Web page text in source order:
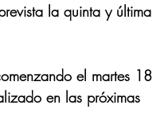
la quinta y última
el martes 18
en las próximas